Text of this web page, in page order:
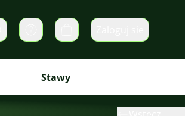
Prywatne wiadomości
Koszyk
Stawy